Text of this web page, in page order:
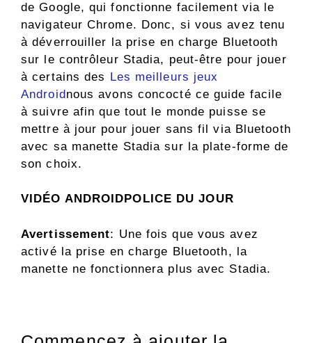
de Google, qui fonctionne facilement via le
navigateur Chrome. Donc, si vous avez tenu
à déverrouiller la prise en charge Bluetooth
sur le contrôleur Stadia, peut-être pour jouer
à certains des Les meilleurs jeux
Androidnous avons concocté ce guide facile
à suivre afin que tout le monde puisse se
mettre à jour pour jouer sans fil via Bluetooth
avec sa manette Stadia sur la plate-forme de
son choix.
VIDÉO ANDROIDPOLICE DU JOUR
Avertissement: Une fois que vous avez
activé la prise en charge Bluetooth, la
manette ne fonctionnera plus avec Stadia.